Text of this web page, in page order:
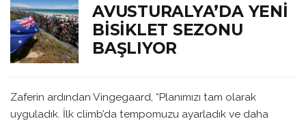
AVUSTURALYA’DA YENI
BISIKLET SEZONU
BAŞLIYOR
Zaferin ardından Vingegaard, “Planımızı tam olarak
uyguladık. İlk climb’da tempomuzu ayarladık ve daha